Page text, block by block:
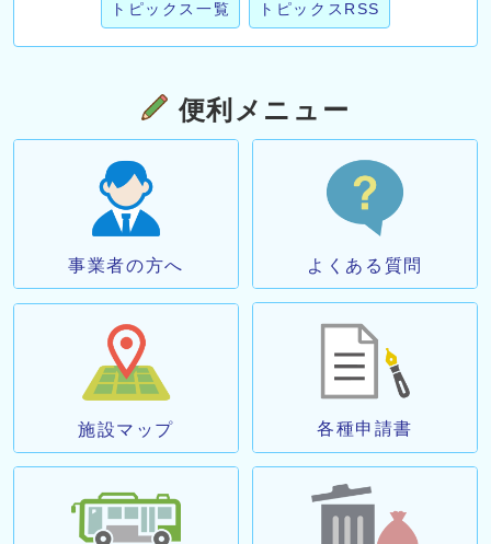
トピックス一覧 トピックスRSS
便利メニュー
事業者の方へ よくある質問
施設マップ 各種申請書